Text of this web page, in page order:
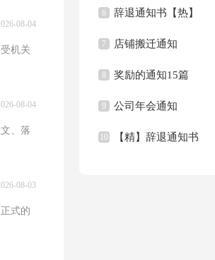
08-04
机关
08-04
、落
08-03
式的
6 辞退通知书【热】
7 店铺搬迁通知
8 奖励的通知15篇
9 公司年会通知
10 【精】辞退通知书